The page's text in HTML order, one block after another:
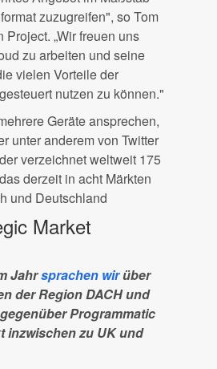
zuzugreifen", so Tom
„Wir freuen uns
zu arbeiten und seine
vielen Vorteile der
nutzen zu können."
Geräte ansprechen,
unter anderem von Twitter
verzeichnet weltweit 175
derzeit in acht Märkten
und Deutschland
Market
Jahrsprachen wirüber
der Region DACH und
Programmatic
inzwischen zu UK und